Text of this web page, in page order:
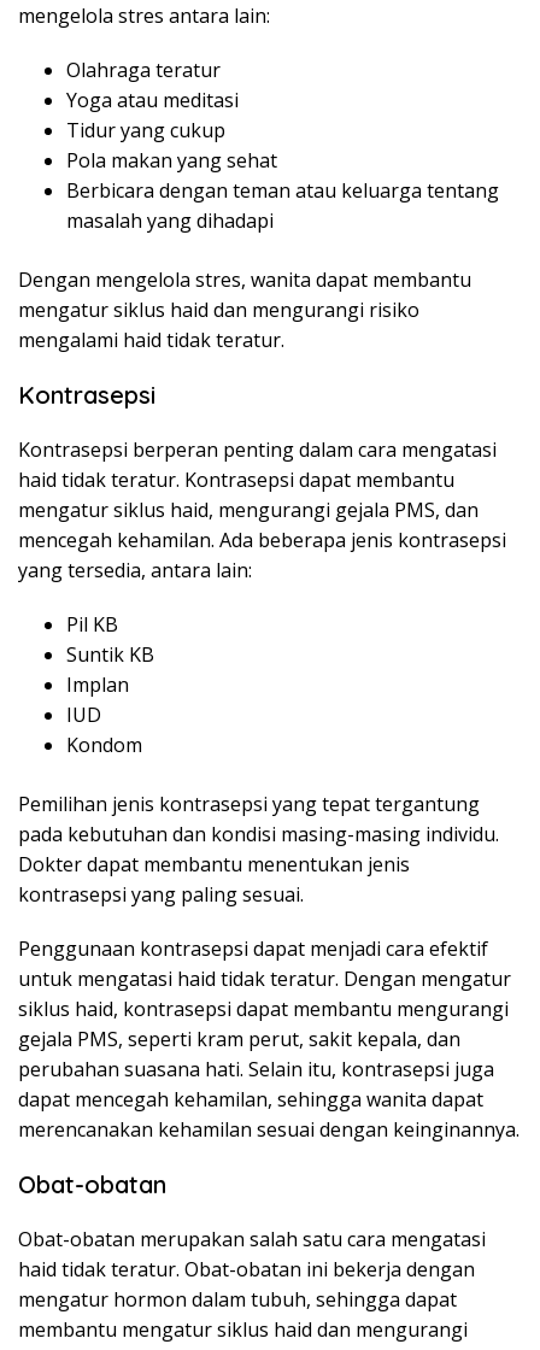
mengelola stres antara lain:
Olahraga teratur
Yoga atau meditasi
Tidur yang cukup
Pola makan yang sehat
Berbicara dengan teman atau keluarga tentang
masalah yang dihadapi
Dengan mengelola stres, wanita dapat membantu
mengatur siklus haid dan mengurangi risiko
mengalami haid tidak teratur.
Kontrasepsi
Kontrasepsi berperan penting dalam cara mengatasi
haid tidak teratur. Kontrasepsi dapat membantu
mengatur siklus haid, mengurangi gejala PMS, dan
mencegah kehamilan. Ada beberapa jenis kontrasepsi
yang tersedia, antara lain:
Pil KB
Suntik KB
Implan
IUD
Kondom
Pemilihan jenis kontrasepsi yang tepat tergantung
pada kebutuhan dan kondisi masing-masing individu.
Dokter dapat membantu menentukan jenis
kontrasepsi yang paling sesuai.
Penggunaan kontrasepsi dapat menjadi cara efektif
untuk mengatasi haid tidak teratur. Dengan mengatur
siklus haid, kontrasepsi dapat membantu mengurangi
gejala PMS, seperti kram perut, sakit kepala, dan
perubahan suasana hati. Selain itu, kontrasepsi juga
dapat mencegah kehamilan, sehingga wanita dapat
merencanakan kehamilan sesuai dengan keinginannya.
Obat-obatan
Obat-obatan merupakan salah satu cara mengatasi
haid tidak teratur. Obat-obatan ini bekerja dengan
mengatur hormon dalam tubuh, sehingga dapat
membantu mengatur siklus haid dan mengurangi